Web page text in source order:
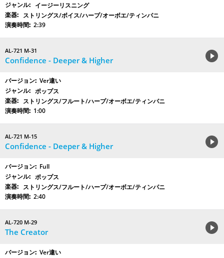
イージーリスニング
ストリングス/ボイス/ハープ/オーボエ/ティンパニ
2:39
AL-721 M-31
Confidence - Deeper & Higher
Ver違い
ポップス
ストリングス/フルート/ハープ/オーボエ/ティンパニ
1:00
AL-721 M-15
Confidence - Deeper & Higher
Full
ポップス
ストリングス/フルート/ハープ/オーボエ/ティンパニ
2:40
AL-720 M-29
The Creator
Ver違い